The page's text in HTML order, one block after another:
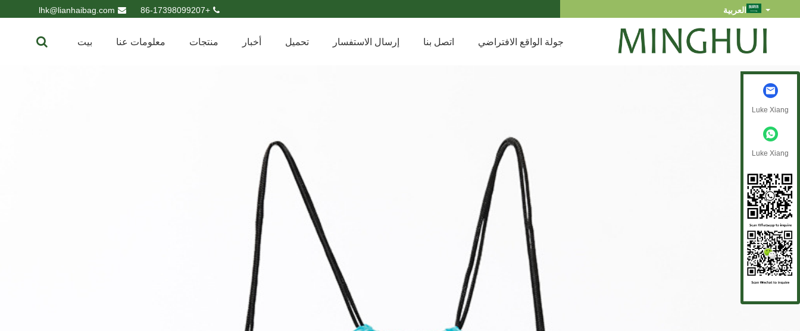
+86-17398099207
lhk@lianhaibag.com العربية
بيت معلومات عنا منتجات أخبار تحميل إرسال الاستفسار اتصل بنا جولة الواقع الافتراضي
Luke Xiang
Luke Xiang